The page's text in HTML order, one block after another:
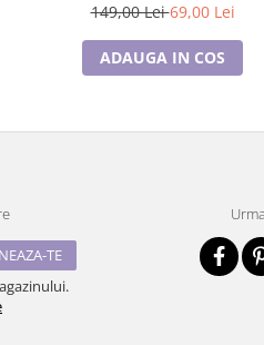
149,00 Lei69,00 Lei
ADAUGA IN COS